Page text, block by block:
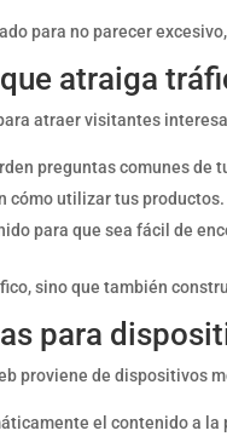
para no parecer
atraiga
atraer visitantes
preguntas comunes de
cómo utilizar tus productos.
para que sea fácil de
sino que también
para
proviene de dispositivos
el contenido a